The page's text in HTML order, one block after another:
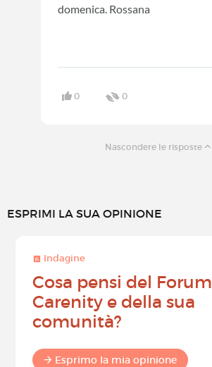
domenica. Rossana
0 0
Nascondere le risposte
ESPRIMI LA SUA OPINIONE
Indagine
Cosa pensi del Forum
Carenity e della sua
comunità?
Esprimo la mia opinione